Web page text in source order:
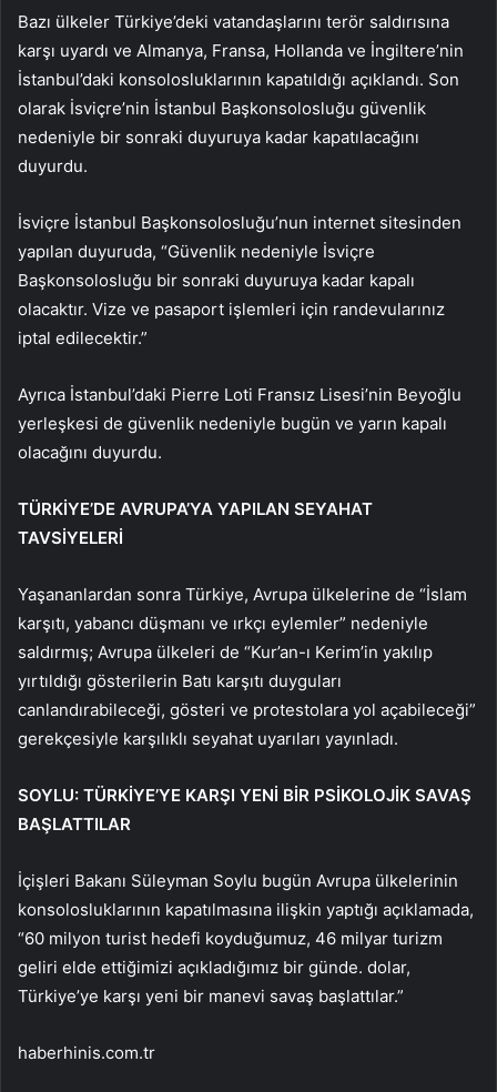
Bazı ülkeler Türkiye’deki vatandaşlarını terör saldırısına
karşı uyardı ve Almanya, Fransa, Hollanda ve İngiltere’nin
İstanbul’daki konsolosluklarının kapatıldığı açıklandı. Son
olarak İsviçre’nin İstanbul Başkonsolosluğu güvenlik
nedeniyle bir sonraki duyuruya kadar kapatılacağını
duyurdu.
İsviçre İstanbul Başkonsolosluğu’nun internet sitesinden
yapılan duyuruda, “Güvenlik nedeniyle İsviçre
Başkonsolosluğu bir sonraki duyuruya kadar kapalı
olacaktır. Vize ve pasaport işlemleri için randevularınız
iptal edilecektir.”
Ayrıca İstanbul’daki Pierre Loti Fransız Lisesi’nin Beyoğlu
yerleşkesi de güvenlik nedeniyle bugün ve yarın kapalı
olacağını duyurdu.
TÜRKİYE’DE AVRUPA’YA YAPILAN SEYAHAT
TAVSİYELERİ
Yaşananlardan sonra Türkiye, Avrupa ülkelerine de “İslam
karşıtı, yabancı düşmanı ve ırkçı eylemler” nedeniyle
saldırmış; Avrupa ülkeleri de “Kur’an-ı Kerim’in yakılıp
yırtıldığı gösterilerin Batı karşıtı duyguları
canlandırabileceği, gösteri ve protestolara yol açabileceği”
gerekçesiyle karşılıklı seyahat uyarıları yayınladı.
SOYLU: TÜRKİYE’YE KARŞI YENİ BİR PSİKOLOJİK SAVAŞ
BAŞLATTILAR
İçişleri Bakanı Süleyman Soylu bugün Avrupa ülkelerinin
konsolosluklarının kapatılmasına ilişkin yaptığı açıklamada,
“60 milyon turist hedefi koyduğumuz, 46 milyar turizm
geliri elde ettiğimizi açıkladığımız bir günde. dolar,
Türkiye’ye karşı yeni bir manevi savaş başlattılar.”
haberhinis.com.tr